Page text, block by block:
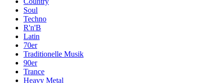
Soul
Techno
R'n'B
Latin
70er
Traditionelle Musik
90er
Trance
Heavy Metal